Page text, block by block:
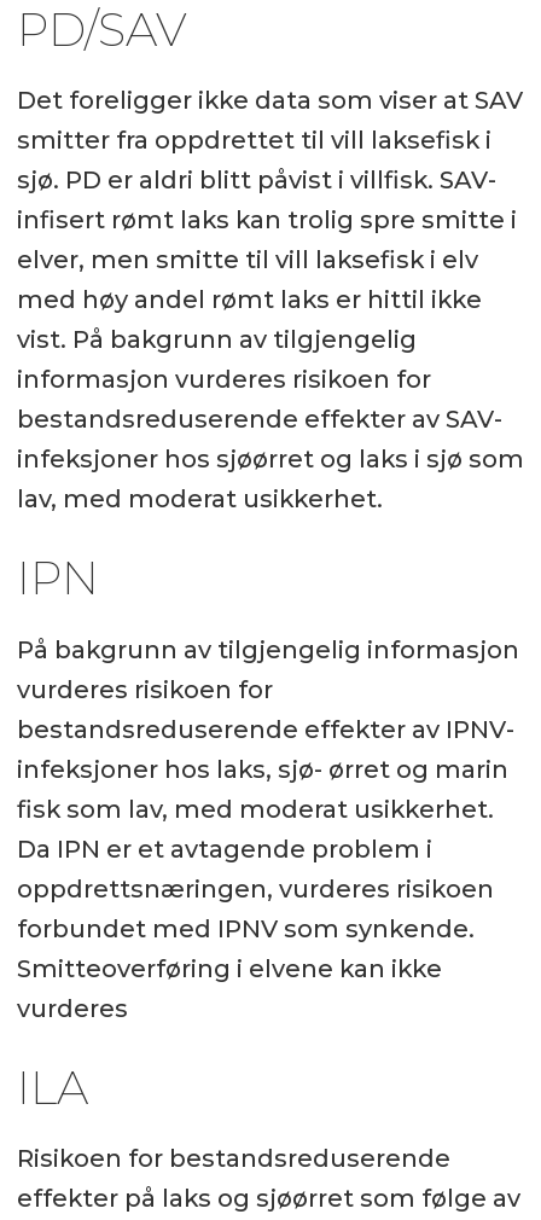
PD/SAV
Det foreligger ikke data som viser at SAV
smitter fra oppdrettet til vill laksefisk i
sjø. PD er aldri blitt påvist i villfisk. SAV-
infisert rømt laks kan trolig spre smitte i
elver, men smitte til vill laksefisk i elv
med høy andel rømt laks er hittil ikke
vist. På bakgrunn av tilgjengelig
informasjon vurderes risikoen for
bestandsreduserende effekter av SAV-
infeksjoner hos sjøørret og laks i sjø som
lav, med moderat usikkerhet.
IPN
På bakgrunn av tilgjengelig informasjon
vurderes risikoen for
bestandsreduserende effekter av IPNV-
infeksjoner hos laks, sjø- ørret og marin
fisk som lav, med moderat usikkerhet.
Da IPN er et avtagende problem i
oppdrettsnæringen, vurderes risikoen
forbundet med IPNV som synkende.
Smitteoverføring i elvene kan ikke
vurderes
ILA
Risikoen for bestandsreduserende
effekter på laks og sjøørret som følge av